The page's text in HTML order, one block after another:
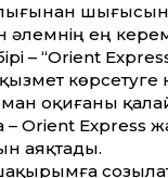
әлемнің ең
– “Orient
көрсетуге
оқиғаны
Orient Express
аяқтады.